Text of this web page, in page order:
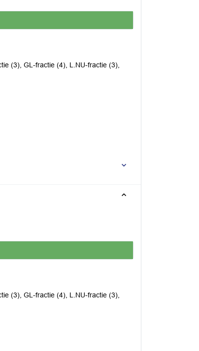
(3), GL-fractie (4), L.NU-fractie (3),
(3), GL-fractie (4), L.NU-fractie (3),